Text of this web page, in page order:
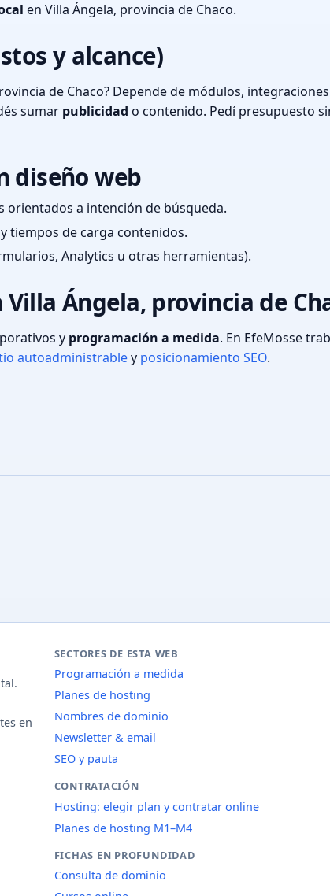
en Villa Ángela, provincia de Chaco.
y alcance)
de Chaco? Depende de módulos,
sumar publicidad o contenido. Pedí presupuesto
diseño web
a intención de búsqueda.
tiempos de carga contenidos.
Analytics u otras herramientas).
Ángela, provincia de
y programación a medida. En EfeMosse
autoadministrabley posicionamiento SEO.
en
SECTORES DE ESTA WEB
Programación a medida
Planes de hosting
Nombres de dominio
Newsletter & email
SEO y pauta
CONTRATACIÓN
Hosting: elegir plan y contratar online
Planes de hosting M1–M4
FICHAS EN PROFUNDIDAD
Consulta de dominio